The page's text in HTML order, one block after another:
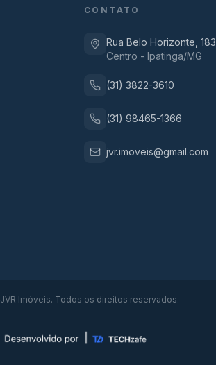
CONTATO
Rua Belo Horizonte, 183
Centro - Ipatinga/MG
(31) 3822-3610
(31) 98465-1366
jvr.imoveis@gmail.com
JVR Imóveis. Todos os direitos reservados.